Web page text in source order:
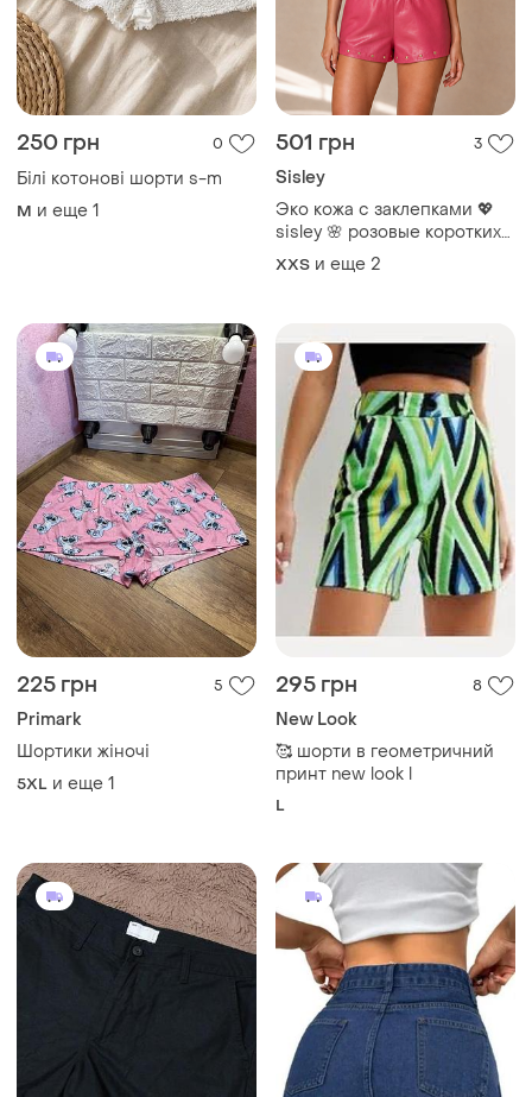
250 грн 0
Білі котонові шорти s-m
M и еще 1
501 грн 3
Sisley
Эко кожа с заклепками 💖
sisley 🌸 розовые коротких
шорты ✨ женские мини
XХS и еще 2
225 грн 5
Primark
Шортики жіночі
5XL и еще 1
295 грн 8
New Look
🥰 шорти в геометричний
принт new look l
L